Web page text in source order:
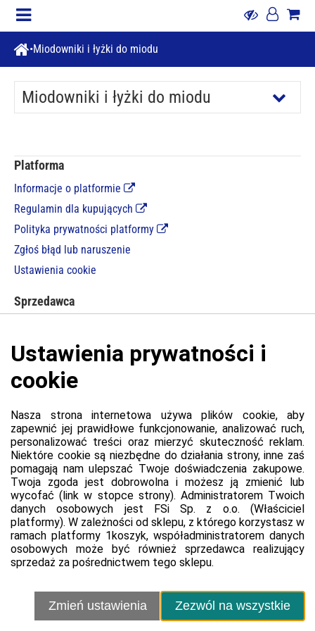
Miodowniki i łyżki do miodu
Miodowniki i łyżki do miodu
Platforma
Informacje o platformie
Regulamin dla kupujących
Polityka prywatności platformy
Zgłoś błąd lub naruszenie
Ustawienia cookie
Sprzedawca
Polityka prywatności sprzedawcy
Kontakt